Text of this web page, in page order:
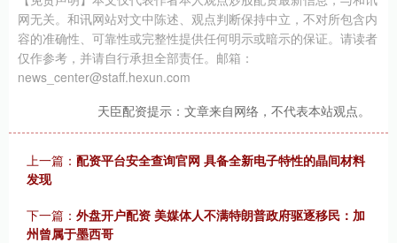
网无关。和讯网站对文中陈述、观点判断保持中立，不对所包含内
容的准确性、可靠性或完整性提供任何明示或暗示的保证。请读者
仅作参考，并请自行承担全部责任。邮箱：
news_center@staff.hexun.com
天臣配资提示：文章来自网络，不代表本站观点。
上一篇： 配资平台安全查询官网 具备全新电子特性的晶间材料
发现
下一篇： 外盘开户配资 美媒体人不满特朗普政府驱逐移民：加
州曾属于墨西哥